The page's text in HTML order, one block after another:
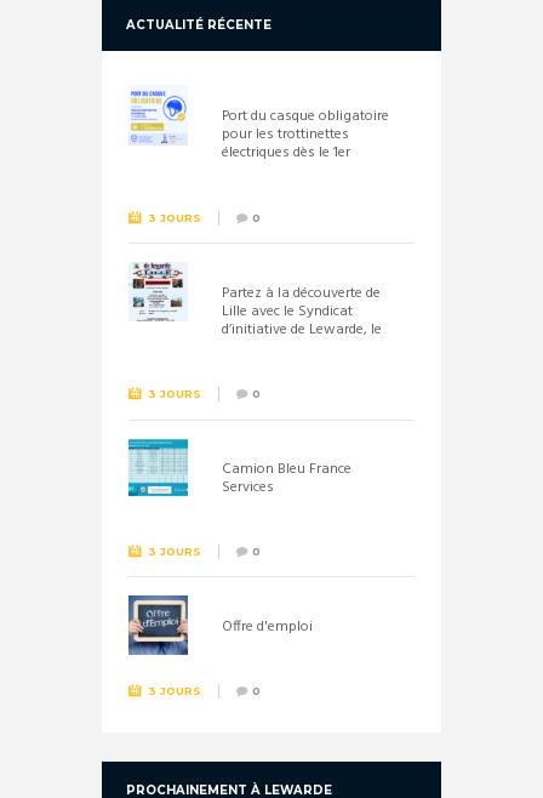
ACTUALITÉ RÉCENTE
Port du casque obligatoire
pour les trottinettes
électriques dès le 1er
3 JOURS 0
Partez à la découverte de
Lille avec le Syndicat
d’initiative de Lewarde, le
3 JOURS 0
Camion Bleu France
Services
3 JOURS 0
Offre d'emploi
3 JOURS 0
PROCHAINEMENT À LEWARDE